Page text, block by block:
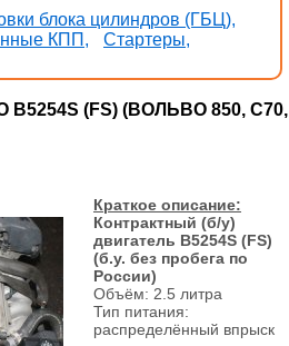
блока цилиндров (ГБЦ),
КПП,
Стартеры,
B5254S (FS) (ВОЛЬВО 850, C70,
Краткое описание:
Контрактный (б/у)
двигатель B5254S (FS)
(б.у. без пробега по
России)
Объём: 2.5 литра
Тип питания:
распределённый впрыск